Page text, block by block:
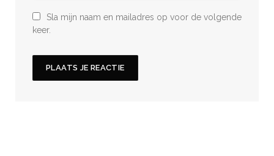
Sla mijn naam en mailadres op voor de volgende
keer.